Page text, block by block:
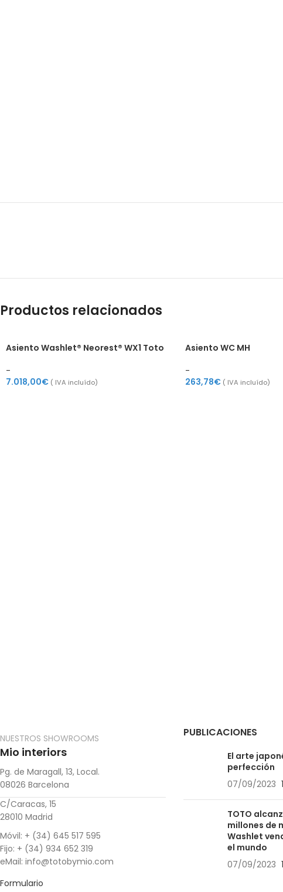
Productos relacionados
Asiento Washlet® Neorest® WX1 Toto
-
7.018,00€ ( IVA incluído)
Asiento WC MH
-
263,78€ ( IVA incluído)
NUESTROS SHOWROOMS
Mio interiors
Pg. de Maragall, 13, Local.
08026 Barcelona
C/Caracas, 15
28010 Madrid
Móvil: + (34) 645 517 595
Fijo: + (34) 934 652 319
eMail: info@totobymio.com
Formulario
PUBLICACIONES
El arte
perfección
07/09/2023
TOTO
millones de
Washlet
el mundo
07/09/2023